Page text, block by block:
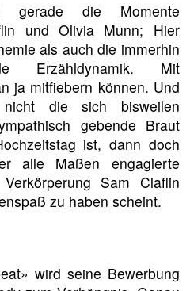
gerade die Momente
und Olivia Munn; Hier
als auch die immerhin
Erzähldynamik. Mit
ja mitfiebern können. Und
die sich bisweilen
gebende Braut
ist, dann doch
alle Maßen engagierte
Sam Claflin
zu haben scheint.
wird seine Bewerbung